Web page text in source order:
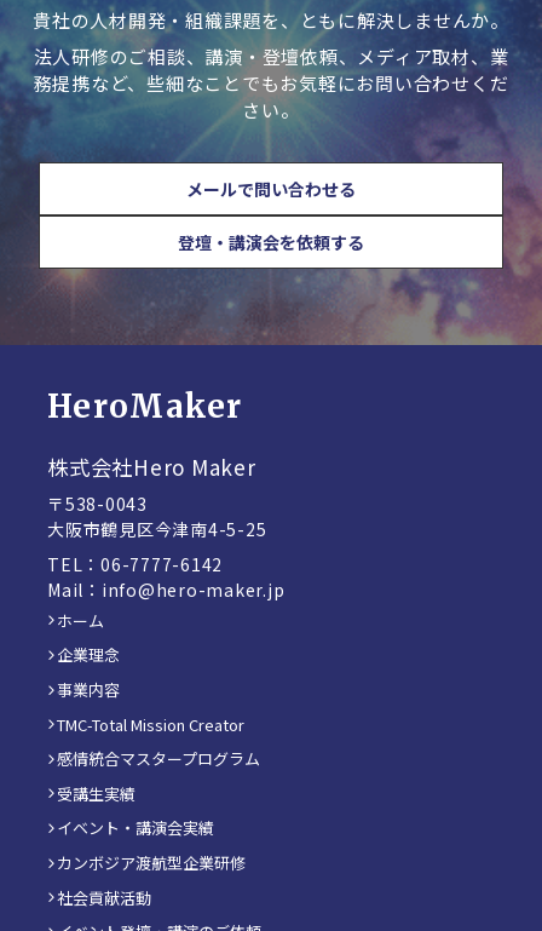
貴社の人材開発・組織課題を、ともに解決しませんか。
法人研修のご相談、講演・登壇依頼、メディア取材、業
務提携など、些細なことでもお気軽にお問い合わせくだ
さい。
メールで問い合わせる
登壇・講演会を依頼する
HeroMaker
株式会社Hero Maker
〒538-0043
大阪市鶴見区今津南4-5-25
TEL：06-7777-6142
Mail：info@hero-maker.jp
ホーム
企業理念
事業内容
TMC-Total Mission Creator
感情統合マスタープログラム
受講生実績
イベント・講演会実績
カンボジア渡航型企業研修
社会貢献活動